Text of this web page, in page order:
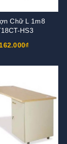
Chữ L 1m8
HS3